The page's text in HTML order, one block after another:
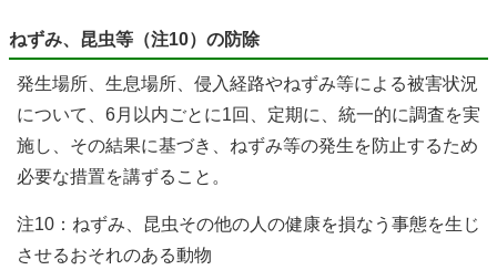
ねずみ、昆虫等（注10）の防除
発生場所、生息場所、侵入経路やねずみ等による被害状況
について、6月以内ごとに1回、定期に、統一的に調査を実
施し、その結果に基づき、ねずみ等の発生を防止するため
必要な措置を講ずること。
注10：ねずみ、昆虫その他の人の健康を損なう事態を生じ
させるおそれのある動物